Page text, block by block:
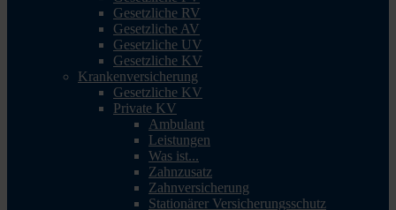
Gesetzliche RV
Gesetzliche AV
Gesetzliche UV
Gesetzliche KV
Krankenversicherung
Gesetzliche KV
Private KV
Ambulant
Leistungen
Was ist...
Zahnzusatz
Zahnversicherung
Stationärer Versicherungsschutz